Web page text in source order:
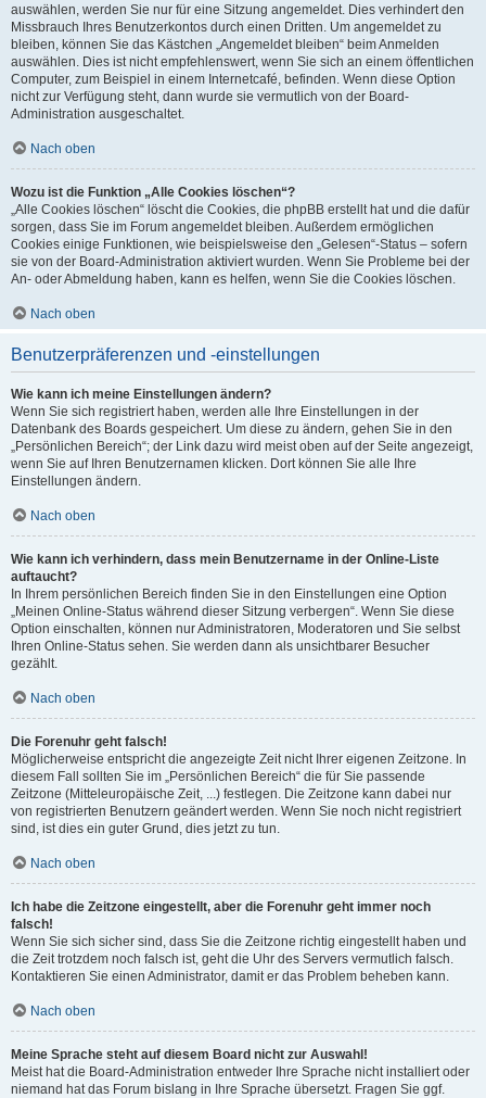
auswählen, werden Sie nur für eine Sitzung angemeldet. Dies verhindert den
Missbrauch Ihres Benutzerkontos durch einen Dritten. Um angemeldet zu
bleiben, können Sie das Kästchen „Angemeldet bleiben“ beim Anmelden
auswählen. Dies ist nicht empfehlenswert, wenn Sie sich an einem öffentlichen
Computer, zum Beispiel in einem Internetcafé, befinden. Wenn diese Option
nicht zur Verfügung steht, dann wurde sie vermutlich von der Board-
Administration ausgeschaltet.
Nach oben
Wozu ist die Funktion „Alle Cookies löschen“?
„Alle Cookies löschen“ löscht die Cookies, die phpBB erstellt hat und die dafür
sorgen, dass Sie im Forum angemeldet bleiben. Außerdem ermöglichen
Cookies einige Funktionen, wie beispielsweise den „Gelesen“-Status – sofern
sie von der Board-Administration aktiviert wurden. Wenn Sie Probleme bei der
An- oder Abmeldung haben, kann es helfen, wenn Sie die Cookies löschen.
Nach oben
Benutzerpräferenzen und -einstellungen
Wie kann ich meine Einstellungen ändern?
Wenn Sie sich registriert haben, werden alle Ihre Einstellungen in der
Datenbank des Boards gespeichert. Um diese zu ändern, gehen Sie in den
„Persönlichen Bereich“; der Link dazu wird meist oben auf der Seite angezeigt,
wenn Sie auf Ihren Benutzernamen klicken. Dort können Sie alle Ihre
Einstellungen ändern.
Nach oben
Wie kann ich verhindern, dass mein Benutzername in der Online-Liste
auftaucht?
In Ihrem persönlichen Bereich finden Sie in den Einstellungen eine Option
„Meinen Online-Status während dieser Sitzung verbergen“. Wenn Sie diese
Option einschalten, können nur Administratoren, Moderatoren und Sie selbst
Ihren Online-Status sehen. Sie werden dann als unsichtbarer Besucher
gezählt.
Nach oben
Die Forenuhr geht falsch!
Möglicherweise entspricht die angezeigte Zeit nicht Ihrer eigenen Zeitzone. In
diesem Fall sollten Sie im „Persönlichen Bereich“ die für Sie passende
Zeitzone (Mitteleuropäische Zeit, ...) festlegen. Die Zeitzone kann dabei nur
von registrierten Benutzern geändert werden. Wenn Sie noch nicht registriert
sind, ist dies ein guter Grund, dies jetzt zu tun.
Nach oben
Ich habe die Zeitzone eingestellt, aber die Forenuhr geht immer noch
falsch!
Wenn Sie sich sicher sind, dass Sie die Zeitzone richtig eingestellt haben und
die Zeit trotzdem noch falsch ist, geht die Uhr des Servers vermutlich falsch.
Kontaktieren Sie einen Administrator, damit er das Problem beheben kann.
Nach oben
Meine Sprache steht auf diesem Board nicht zur Auswahl!
Meist hat die Board-Administration entweder Ihre Sprache nicht installiert oder
niemand hat das Forum bislang in Ihre Sprache übersetzt. Fragen Sie ggf.